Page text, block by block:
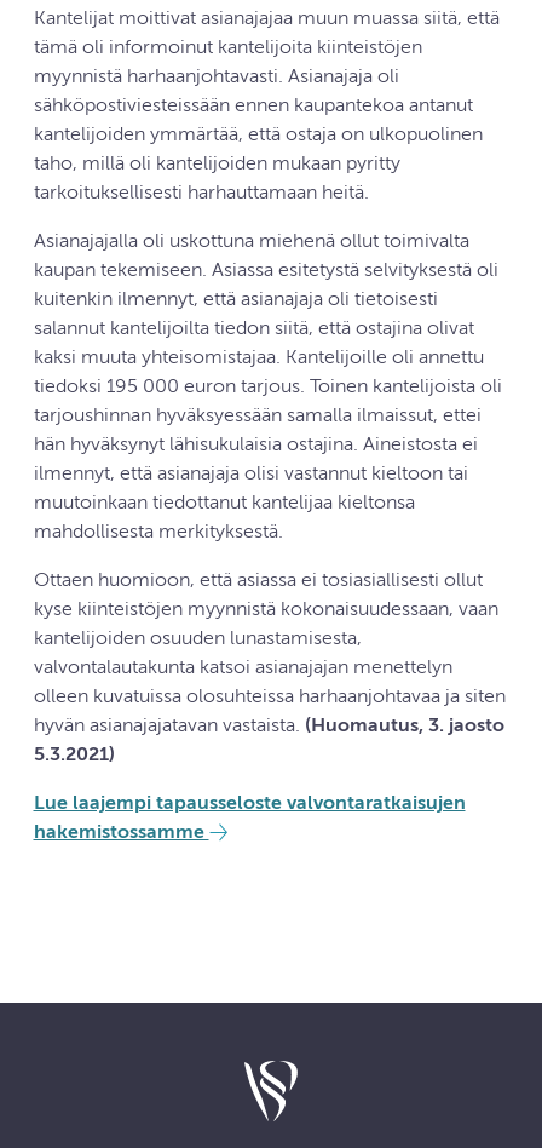
Kantelijat moittivat asianajajaa muun muassa siitä, että
tämä oli informoinut kantelijoita kiinteistöjen
myynnistä harhaanjohtavasti. Asianajaja oli
sähköpostiviesteissään ennen kaupantekoa antanut
kantelijoiden ymmärtää, että ostaja on ulkopuolinen
taho, millä oli kantelijoiden mukaan pyritty
tarkoituksellisesti harhauttamaan heitä.
Asianajajalla oli uskottuna miehenä ollut toimivalta
kaupan tekemiseen. Asiassa esitetystä selvityksestä oli
kuitenkin ilmennyt, että asianajaja oli tietoisesti
salannut kantelijoilta tiedon siitä, että ostajina olivat
kaksi muuta yhteisomistajaa. Kantelijoille oli annettu
tiedoksi 195 000 euron tarjous. Toinen kantelijoista oli
tarjoushinnan hyväksyessään samalla ilmaissut, ettei
hän hyväksynyt lähisukulaisia ostajina. Aineistosta ei
ilmennyt, että asianajaja olisi vastannut kieltoon tai
muutoinkaan tiedottanut kantelijaa kieltonsa
mahdollisesta merkityksestä.
Ottaen huomioon, että asiassa ei tosiasiallisesti ollut
kyse kiinteistöjen myynnistä kokonaisuudessaan, vaan
kantelijoiden osuuden lunastamisesta,
valvontalautakunta katsoi asianajajan menettelyn
olleen kuvatuissa olosuhteissa harhaanjohtavaa ja siten
hyvän asianajajatavan vastaista. (Huomautus, 3. jaosto
5.3.2021)
Lue laajempi tapausseloste valvontaratkaisujen
hakemistossamme